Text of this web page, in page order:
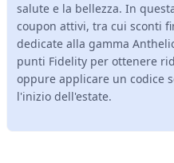
salute e la bellezza. In
coupon attivi, tra cui sconti
dedicate alla gamma
punti Fidelity per ottenere
oppure applicare un codice
l'inizio dell'estate.